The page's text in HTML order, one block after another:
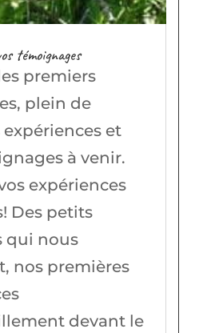
témoignages
premiers
plein de
et
à venir.
expériences
Des petits
qui nous
nos premières
devant le